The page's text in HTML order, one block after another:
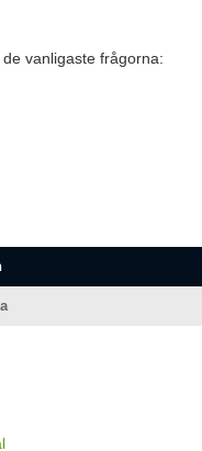
vanligaste frågorna: